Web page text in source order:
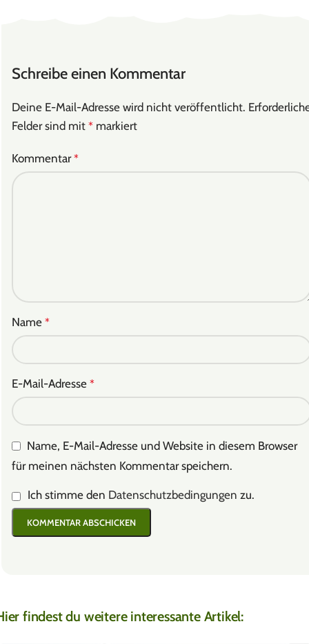
Schreibe einen Kommentar
Deine E-Mail-Adresse wird nicht veröffentlicht.
Felder sind mit * markiert
Kommentar*
Name *
E-Mail-Adresse *
Name, E-Mail-Adresse und Website in diesem Browser
für meinen nächsten Kommentar speichern.
Ich stimme den Datenschutzbedingungen zu.
findest du weitere interessante Artikel: